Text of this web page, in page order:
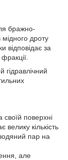
бражно-
мідного дроту
відповідає за
поверхні
велику кількість
пар на
але